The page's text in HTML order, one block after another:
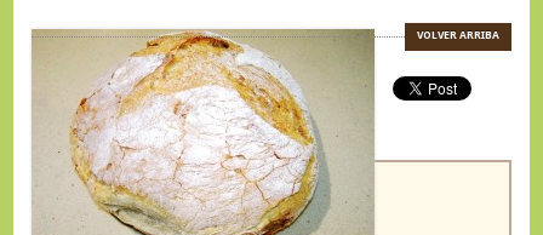
VOLVER ARRIBA